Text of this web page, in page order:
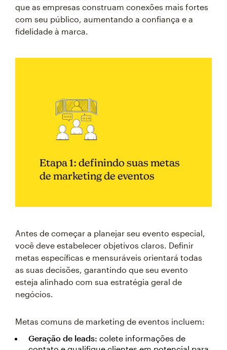
que as empresas construam conexões mais fortes
com seu público, aumentando a confiança e a
fidelidade à marca.
Etapa 1: definindo suas metas
de marketing de eventos
Antes de começar a planejar seu evento especial,
você deve estabelecer objetivos claros. Definir
metas específicas e mensuráveis orientará todas
as suas decisões, garantindo que seu evento
esteja alinhado com sua estratégia geral de
negócios.
Metas comuns de marketing de eventos incluem:
Geração de leads: colete informações de